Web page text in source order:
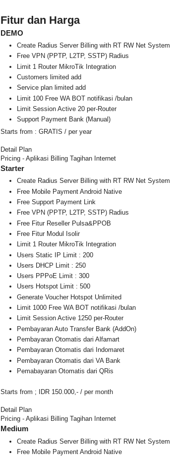
Fitur dan Harga
DEMO
Create Radius Server Billing with RT RW Net System
Free VPN (PPTP, L2TP, SSTP) Radius
Limit 1 Router MikroTik Integration
Customers limited add
Service plan limited add
Limit 100 Free WA BOT notifikasi /bulan
Limit Session Active 20 per-Router
Support Payment Bank (Manual)
Starts from : GRATIS / per year
Detail Plan
Pricing - Aplikasi Billing Tagihan Internet
Starter
Create Radius Server Billing with RT RW Net System
Free Mobile Payment Android Native
Free Support Payment Link
Free VPN (PPTP, L2TP, SSTP) Radius
Free Fitur Reseller Pulsa&PPOB
Free Fitur Modul Isolir
Limit 1 Router MikroTik Integration
Users Static IP Limit : 200
Users DHCP Limit : 250
Users PPPoE Limit : 300
Users Hotspot Limit : 500
Generate Voucher Hotspot Unlimited
Limit 1000 Free WA BOT notifikasi /bulan
Limit Session Active 1250 per-Router
Pembayaran Auto Transfer Bank (AddOn)
Pembayaran Otomatis dari Alfamart
Pembayaran Otomatis dari Indomaret
Pembayaran Otomatis dari VA Bank
Pemabayaran Otomatis dari QRis
Starts from ; IDR 150.000,- / per month
Detail Plan
Pricing - Aplikasi Billing Tagihan Internet
Medium
Create Radius Server Billing with RT RW Net System
Free Mobile Payment Android Native